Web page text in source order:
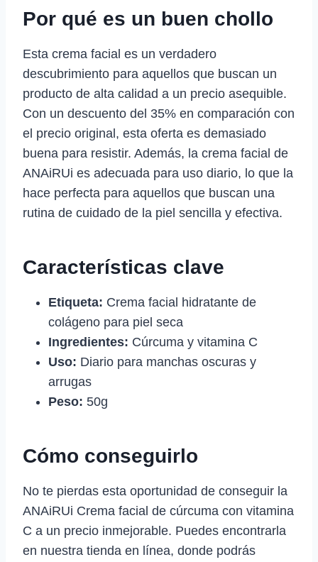
Por qué es un buen chollo
Esta crema facial es un verdadero
descubrimiento para aquellos que buscan un
producto de alta calidad a un precio asequible.
Con un descuento del 35% en comparación con
el precio original, esta oferta es demasiado
buena para resistir. Además, la crema facial de
ANAiRUi es adecuada para uso diario, lo que la
hace perfecta para aquellos que buscan una
rutina de cuidado de la piel sencilla y efectiva.
Características clave
Etiqueta: Crema facial hidratante de
colágeno para piel seca
Ingredientes: Cúrcuma y vitamina C
Uso: Diario para manchas oscuras y
arrugas
Peso: 50g
Cómo conseguirlo
No te pierdas esta oportunidad de conseguir la
ANAiRUi Crema facial de cúrcuma con vitamina
C a un precio inmejorable. Puedes encontrarla
en nuestra tienda en línea, donde podrás